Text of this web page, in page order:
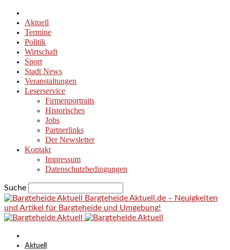
Aktuell
Termine
Politik
Wirtschaft
Sport
Stadt News
Veranstaltungen
Leserservice
Firmenportraits
Historisches
Jobs
Partnerlinks
Der Newsletter
Kontakt
Impressum
Datenschutzbedingungen
Suche
Bargteheide Aktuell.de – Neuigkeiten
und Artikel für Bargteheide und Umgebung!
Aktuell